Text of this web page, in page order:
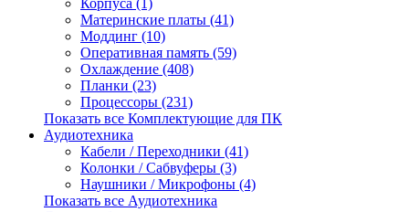
Корпуса (1)
Материнские платы (41)
Моддинг (10)
Оперативная память (59)
Охлаждение (408)
Планки (23)
Процессоры (231)
Показать все Комплектующие для ПК
Аудиотехника
Кабели / Переходники (41)
Колонки / Сабвуферы (3)
Наушники / Микрофоны (4)
Показать все Аудиотехника